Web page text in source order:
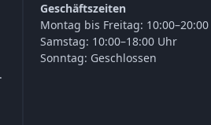
Geschäftszeiten
Montag bis Freitag:
Samstag: 10:00–18:00 Uhr
Sonntag: Geschlossen